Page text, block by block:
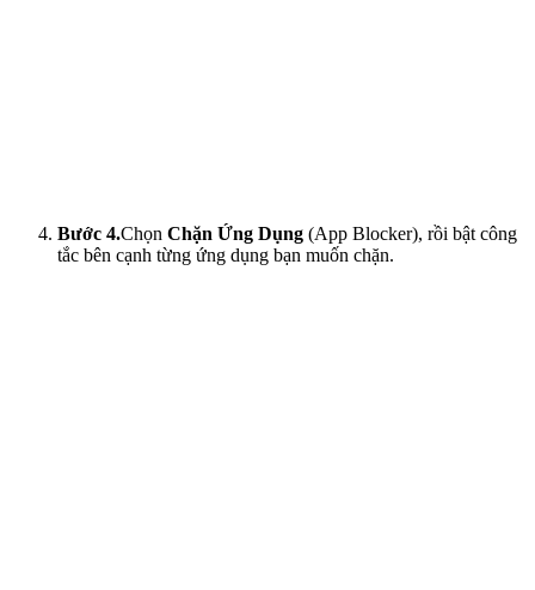
Bước 4.Chọn Chặn Ứng Dụng (App Blocker), rồi bật công
tắc bên cạnh từng ứng dụng bạn muốn chặn.